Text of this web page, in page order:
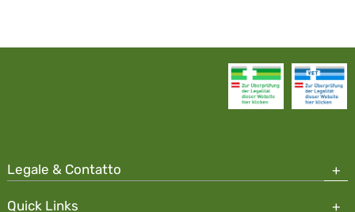
Legale & Contatto
Quick Links